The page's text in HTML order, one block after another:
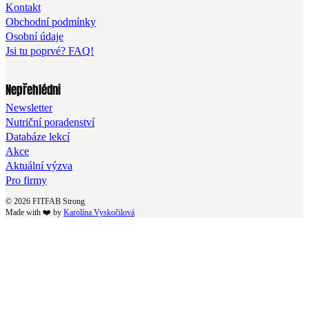
Kontakt
Obchodní podmínky
Osobní údaje
Jsi tu poprvé? FAQ!
Nepřehlédni
Newsletter
Nutriční poradenství
Databáze lekcí
Akce
Aktuální výzva
Pro firmy
© 2026 FITFAB Strong
Made with ❤️ by Karolína Vyskočilová